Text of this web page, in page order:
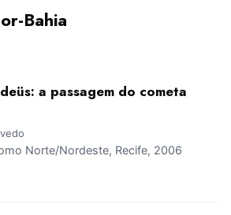
Bahia
a passagem do cometa
Norte/Nordeste, Recife, 2006